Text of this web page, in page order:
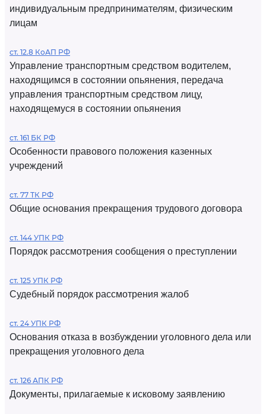
индивидуальным предпринимателям, физическим
лицам
ст. 12.8 КоАП РФ
Управление транспортным средством водителем,
находящимся в состоянии опьянения, передача
управления транспортным средством лицу,
находящемуся в состоянии опьянения
ст. 161 БК РФ
Особенности правового положения казенных
учреждений
ст. 77 ТК РФ
Общие основания прекращения трудового договора
ст. 144 УПК РФ
Порядок рассмотрения сообщения о преступлении
ст. 125 УПК РФ
Судебный порядок рассмотрения жалоб
ст. 24 УПК РФ
Основания отказа в возбуждении уголовного дела или
прекращения уголовного дела
ст. 126 АПК РФ
Документы, прилагаемые к исковому заявлению